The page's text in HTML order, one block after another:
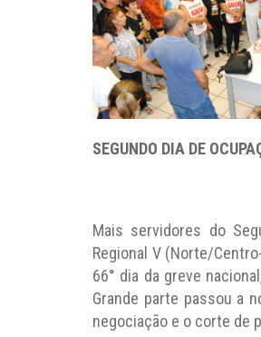
SEGUNDO DIA DE
Mais servidores do
Regional V (Norte/
66° dia da greve
Grande parte passou a
negociação e o corte de